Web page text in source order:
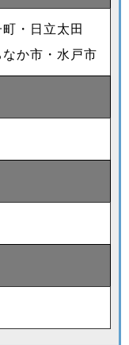
・日立太田
か市・水戸市